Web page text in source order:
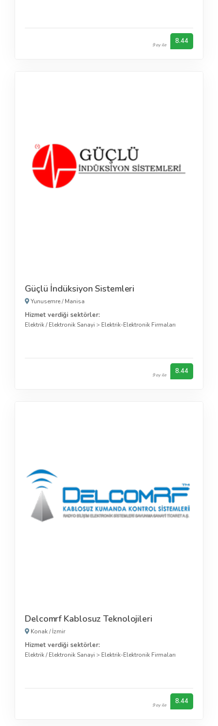
9 oy ile 8.44
Güçlü İndüksiyon Sistemleri
Yunusemre/Manisa
Hizmet verdiği sektörler:
Elektrik / Elektronik Sanayi > Elektrik-Elektronik Firmaları
9 oy ile 8.44
Delcomrf Kablosuz Teknolojileri
Konak/İzmir
Hizmet verdiği sektörler:
Elektrik / Elektronik Sanayi > Elektrik-Elektronik Firmaları
9 oy ile 8.44